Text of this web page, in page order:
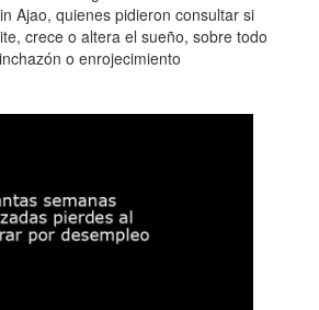
Ajao, quienes pidieron consultar si
crece o altera el sueño, sobre todo
o enrojecimiento